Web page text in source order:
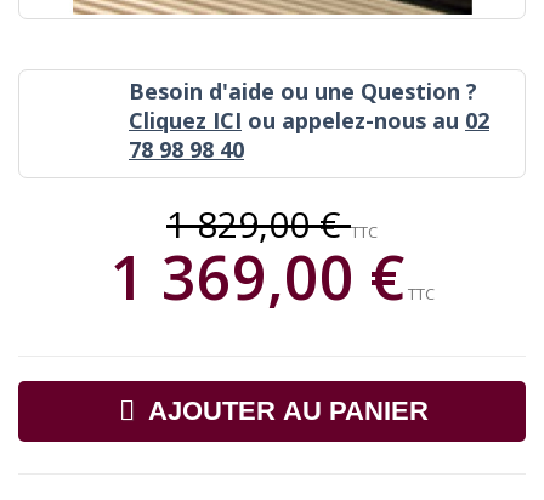
Besoin d'aide ou une Question ?
Cliquez ICI ou appelez-nous au 02
78 98 98 40
1 829,00 €TTC
1 369,00 €TTC
AJOUTER AU PANIER